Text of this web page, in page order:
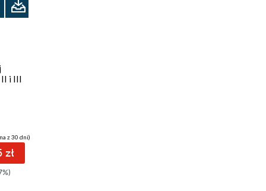
II i III
z 30 dni)
zł